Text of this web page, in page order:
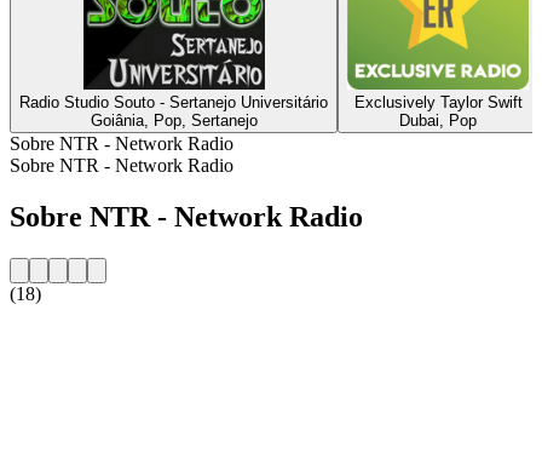
Radio Studio Souto - Sertanejo Universitário
Goiânia, Pop, Sertanejo
Exclusively Taylor Swift
Dubai, Pop
Sobre NTR - Network Radio
Sobre NTR - Network Radio
Sobre NTR - Network Radio
(18)